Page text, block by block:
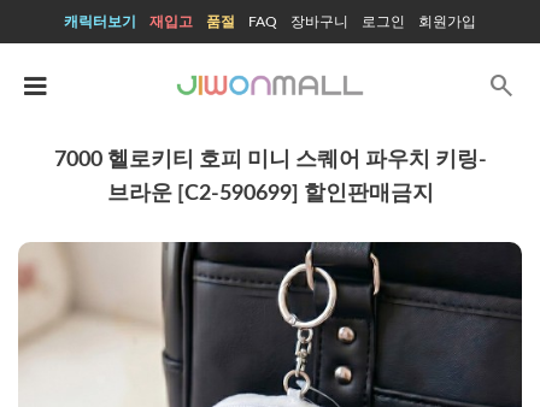
캐릭터보기 재입고 품절 FAQ 장바구니 로그인 회원가입
search
7000 헬로키티 호피 미니 스퀘어 파우치 키링-
브라운 [C2-590699] 할인판매금지